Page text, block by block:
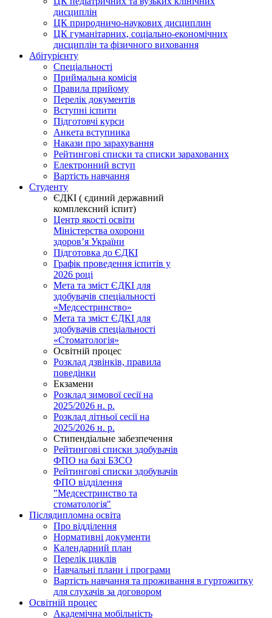
дисциплін
ЦК природничо-наукових дисциплин
ЦК гуманітарних, соціально-економічних
дисциплін та фізичного виховання
Абітурієнту
Спеціальності
Приймальна комісія
Правила прийому
Перелік документів
Вступні іспити
Підготовчі курси
Анкета вступника
Накази про зарахування
Рейтингові списки та списки зарахованих
Електронний вступ
Вартість навчання
Студенту
ЄДКІ ( єдиний державний
комплексний іспит)
Центр якості освіти
Міністерства охорони
здоровʼя України
Підготовка до ЄДКІ
Графік проведення іспитів у
2026 році
Мета та зміст ЄДКІ для
здобувачів спеціальності
«Медсестринство»
Мета та зміст ЄДКІ для
здобувачів спеціальності
«Стоматологія»
Освітній процес
Розклад дзвінків, правила
поведінки
Екзамени
Розклад зимової сесії на
2025/2026 н. р.
Розклад літньої сесії на
2025/2026 н. р.
Стипендіальне забезпечення
Рейтингові списки здобувачів
ФПО на базі БЗСО
Рейтингові списки здобувачів
ФПО відділення
"Медсестринство та
стоматологія"
Післядипломна освіта
Про відділення
Нормативні документи
Календарний план
Перелік циклів
Навчальні плани і програми
Вартість навчання та проживання в гуртожитку
для слухачів за договором
Освітній процес
Академічна мобільність